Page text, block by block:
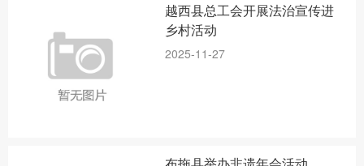
越西县总工会开展法治宣传进
乡村活动
2025-11-27